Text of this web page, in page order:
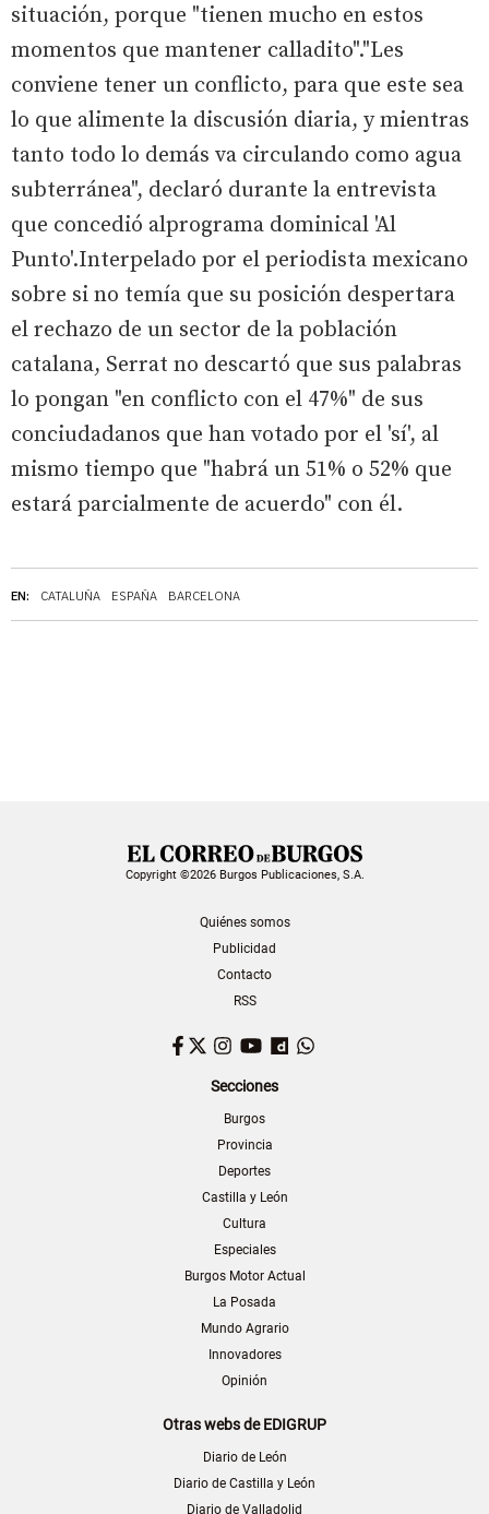
EN: CATALUÑA ESPAÑA BARCELONA
situación, porque "tienen mucho en estos
momentos que mantener calladito"."Les
conviene tener un conflicto, para que este sea
lo que alimente la discusión diaria, y mientras
tanto todo lo demás va circulando como agua
subterránea", declaró durante la entrevista
que concedió alprograma dominical 'Al
Punto'.Interpelado por el periodista mexicano
sobre si no temía que su posición despertara
el rechazo de un sector de la población
catalana, Serrat no descartó que sus palabras
lo pongan "en conflicto con el 47%" de sus
conciudadanos que han votado por el 'sí', al
mismo tiempo que "habrá un 51% o 52% que
estará parcialmente de acuerdo" con él.
Copyright ©2026 Burgos Publicaciones, S.A.
Quiénes somos
Publicidad
Contacto
RSS
Facebook
TwitterInstagram
YouTubeDailymotion
Secciones
Burgos
Provincia
Deportes
Castilla y León
Cultura
Especiales
Burgos Motor Actual
La Posada
Mundo Agrario
Innovadores
Opinión
Otras webs de EDIGRUP
Diario de León
Diario de Castilla y León
Diario de Valladolid